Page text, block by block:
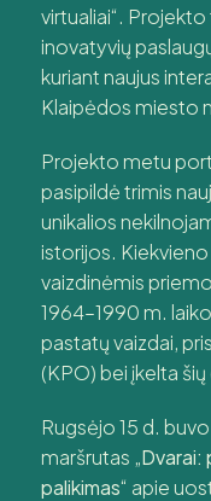
virtualiai“.
inovatyvių
kuriant naujus
Klaipėdos miesto
Projekto metu
pasipildė trimis
unikalios
istorijos.
vaizdinėmis
1964–1990 m.
pastatų vaizdai,
(KPO) bei įkelta
Rugsėjo 15 d.
maršrutas „Dvarai:
palikimas“ apie